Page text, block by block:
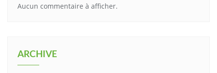
Aucun commentaire à afficher.
ARCHIVE